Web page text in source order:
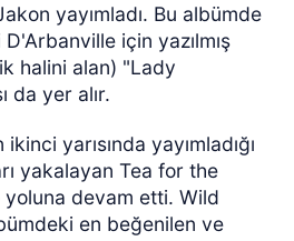
yayımladı. Bu albümde
için yazılmış
halini alan) "Lady
da yer alır.
yarısında yayımladığı
yakalayan Tea for the
devam etti. Wild
en beğenilen ve